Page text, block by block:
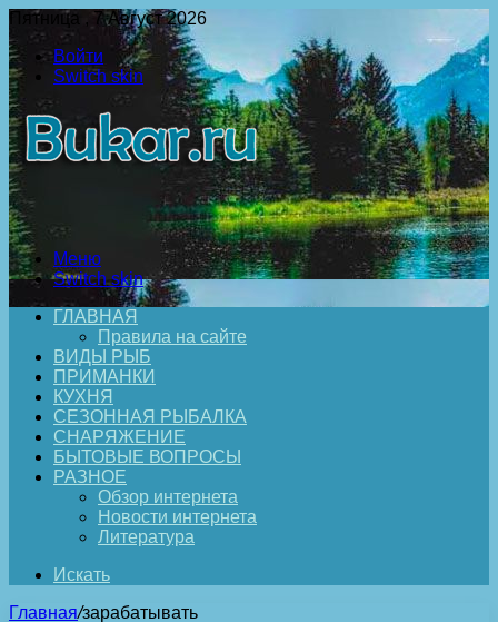
Пятница , 7 Август 2026
Войти
Switch skin
Меню
Switch skin
ГЛАВНАЯ
Правила на сайте
ВИДЫ РЫБ
ПРИМАНКИ
КУХНЯ
СЕЗОННАЯ РЫБАЛКА
СНАРЯЖЕНИЕ
БЫТОВЫЕ ВОПРОСЫ
РАЗНОЕ
Обзор интернета
Новости интернета
Литература
Искать
Главная/зарабатывать